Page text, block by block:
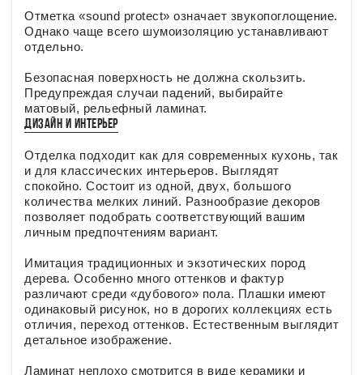
Отметка «sound protect» означает звукопоглощение.
Однако чаще всего шумоизоляцию устанавливают
отдельно.
Безопасная поверхность не должна скользить.
Предупреждая случаи падений, выбирайте
матовый, рельефный ламинат.
ДИЗАЙН И ИНТЕРЬЕР
Отделка подходит как для современных кухонь, так
и для классических интерьеров. Выглядят
спокойно. Состоит из одной, двух, большого
количества мелких линий. Разнообразие декоров
позволяет подобрать соответствующий вашим
личным предпочтениям вариант.
Имитация традиционных и экзотических пород
дерева. Особенно много оттенков и фактур
различают среди «дубового» пола. Плашки имеют
одинаковый рисунок, но в дорогих коллекциях есть
отличия, переход оттенков. Естественным выглядит
детальное изображение.
Ламинат неплохо смотрится в виде керамики и